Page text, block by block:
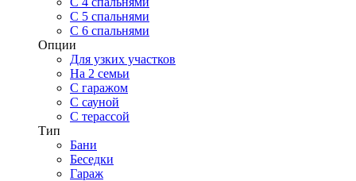
С 5 спальнями
С 6 спальнями
Опции
Для узких участков
На 2 семьи
С гаражом
С сауной
С терассой
Тип
Бани
Беседки
Гараж